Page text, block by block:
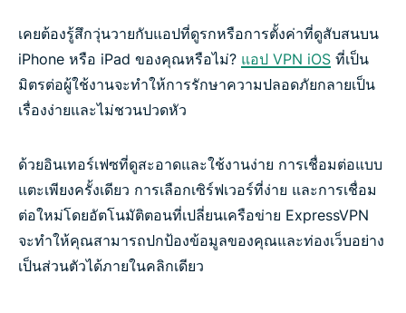
เคยต้องรู้สึกวุ่นวายกับแอปที่ดูรกหรือการตั้งค่าที่ดูสับสนบน
iPhone หรือ iPad ของคุณหรือไม่? แอป VPN iOS ที่เป็น
มิตรต่อผู้ใช้งานจะทำให้การรักษาความปลอดภัยกลายเป็น
เรื่องง่ายและไม่ชวนปวดหัว
ด้วยอินเทอร์เฟซที่ดูสะอาดและใช้งานง่าย การเชื่อมต่อแบบ
แตะเพียงครั้งเดียว การเลือกเซิร์ฟเวอร์ที่ง่าย และการเชื่อม
ต่อใหม่โดยอัตโนมัติตอนที่เปลี่ยนเครือข่าย ExpressVPN
จะทำให้คุณสามารถปกป้องข้อมูลของคุณและท่องเว็บอย่าง
เป็นส่วนตัวได้ภายในคลิกเดียว